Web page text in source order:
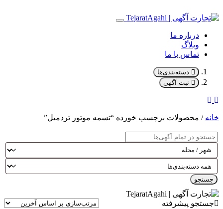
درباره ما
وبلاگ
تماس با ما
دسته‌بندی‌ها
ثبت آگهی
خانه / محصولات برچسب خورده “تسمه موتور تردمیل”
جستجو
جستجو پیشرفته